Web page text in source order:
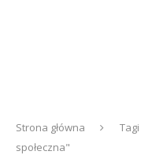
Strona główna Tagi
społeczna"